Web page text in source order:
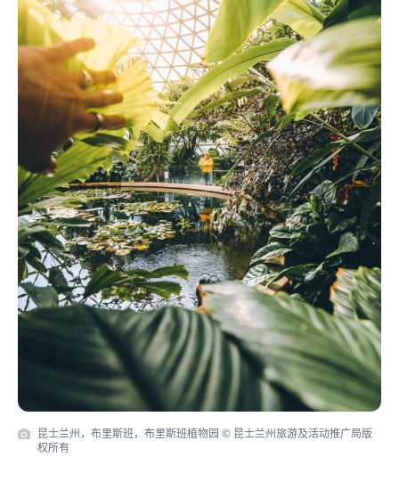
昆士兰州，布里斯班，布里斯班植物园 © 昆士兰州旅游及活动推广局版
权所有